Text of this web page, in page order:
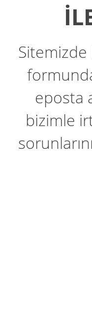
eposta
bizimle